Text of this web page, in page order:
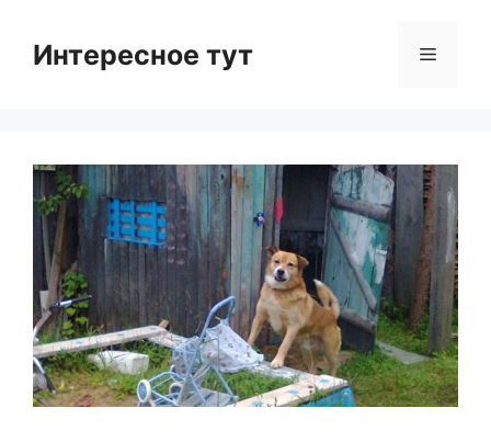
contentИнтересное тут Menu